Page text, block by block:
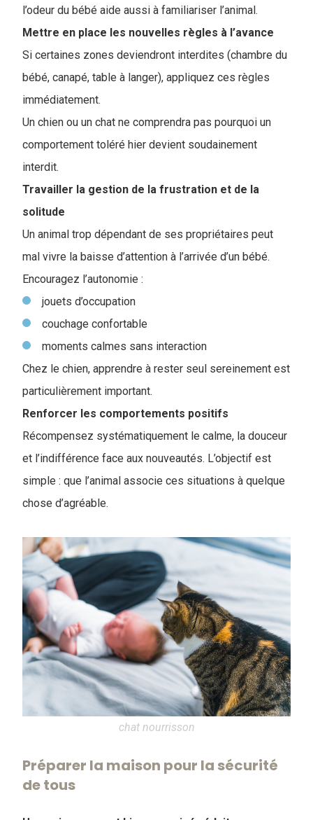
l’odeur du bébé aide aussi à familiariser l’animal.
Mettre en place les nouvelles règles à l’avance
Si certaines zones deviendront interdites (chambre du
bébé, canapé, table à langer), appliquez ces règles
immédiatement.
Un chien ou un chat ne comprendra pas pourquoi un
comportement toléré hier devient soudainement
interdit.
Travailler la gestion de la frustration et de la
solitude
Un animal trop dépendant de ses propriétaires peut
mal vivre la baisse d’attention à l’arrivée d’un bébé.
Encouragez l’autonomie :
jouets d’occupation
couchage confortable
moments calmes sans interaction
Chez le chien, apprendre à rester seul sereinement est
particulièrement important.
Renforcer les comportements positifs
Récompensez systématiquement le calme, la douceur
et l’indifférence face aux nouveautés. L’objectif est
simple : que l’animal associe ces situations à quelque
chose d’agréable.
chat nourrisson
Préparer la maison pour la sécurité
de tous